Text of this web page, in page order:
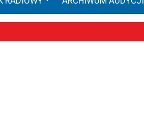
HEAVEN TOUR